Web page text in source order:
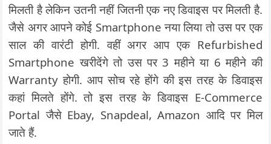
मिलती है लेकिन उतनी नहीं जितनी एक नए डिवाइस पर मिलती है.
जैसे अगर आपने कोई Smartphone नया लिया तो उस पर एक
साल की वारंटी होगी. वहीं अगर आप एक Refurbished
Smartphone खरीदेंगे तो उस पर 3 महीने या 6 महीने की
Warranty होगी. आप सोच रहे होंगे की इस तरह के डिवाइस
कहां मिलते होंगे. तो इस तरह के डिवाइस E-Commerce
Portal जैसे Ebay, Snapdeal, Amazon आदि पर मिल
जाते हैं.